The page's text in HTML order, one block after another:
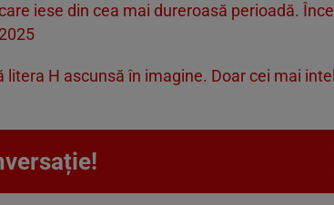
iese din cea mai dureroasă perioadă.
litera H ascunsă în imagine. Doar cei mai